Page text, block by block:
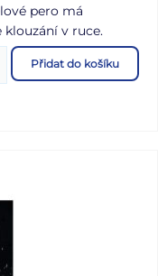
pero má
v ruce.
oranžová Provedení:
v papírové
Přidat do košíku